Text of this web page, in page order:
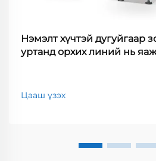
Нэмэлт хүчтэй дугуйгаар
уртанд орхих линий нь
Цааш үзэх